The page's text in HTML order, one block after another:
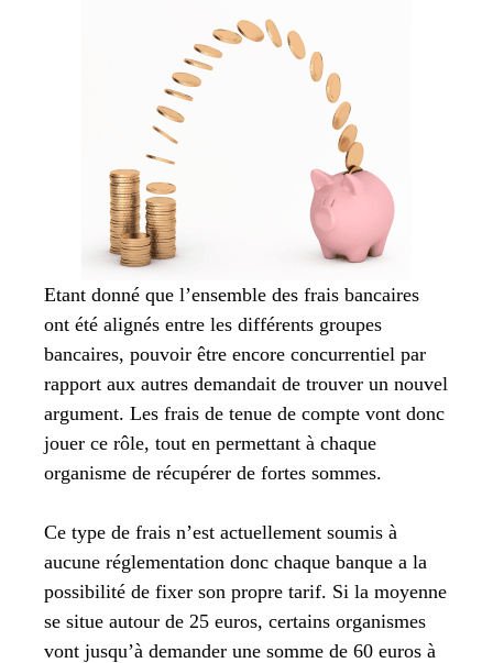
Etant donné que l’ensemble des frais bancaires
ont été alignés entre les différents groupes
bancaires, pouvoir être encore concurrentiel par
rapport aux autres demandait de trouver un nouvel
argument. Les frais de tenue de compte vont donc
jouer ce rôle, tout en permettant à chaque
organisme de récupérer de fortes sommes.
Ce type de frais n’est actuellement soumis à
aucune réglementation donc chaque banque a la
possibilité de fixer son propre tarif. Si la moyenne
se situe autour de 25 euros, certains organismes
vont jusqu’à demander une somme de 60 euros à